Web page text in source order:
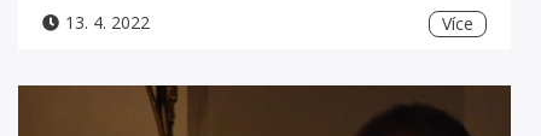
13. 4. 2022
Více